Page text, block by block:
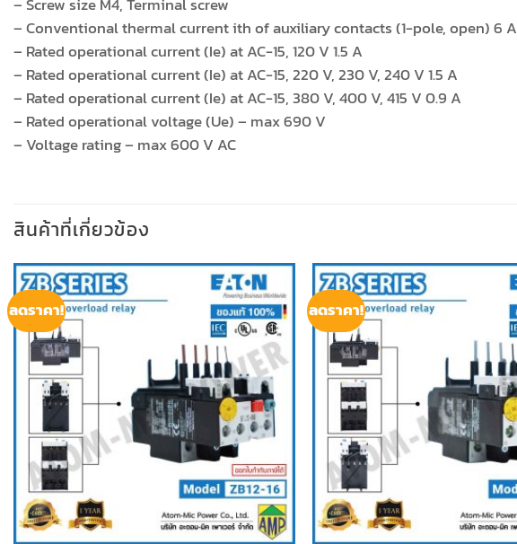
– Screw size M4, Terminal screw
– Conventional thermal current ith of auxiliary contacts (1-pole, open) 6 A
– Rated operational current (Ie) at AC-15, 120 V 1.5 A
– Rated operational current (Ie) at AC-15, 220 V, 230 V, 240 V 1.5 A
– Rated operational current (Ie) at AC-15, 380 V, 400 V, 415 V 0.9 A
– Rated operational voltage (Ue) – max 690 V
– Voltage rating – max 600 V AC
สินค้าที่เกี่ยวข้อง
ลดราคา! ลดราคา!